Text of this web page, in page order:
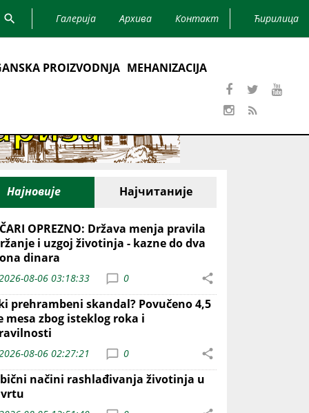
Галерија Архива Контакт Ћирилица
PROIZVODNJA MEHANIZACIJA
Најновије Најчитаније
OPREZNO: Država menja pravila
i uzgoj životinja - kazne do dva
dinara
08-06 03:18:33 0
prehrambeni skandal? Povučeno 4,5
mesa zbog isteklog roka i
08-06 02:27:21 0
načini rashlađivanja životinja u
vrtu